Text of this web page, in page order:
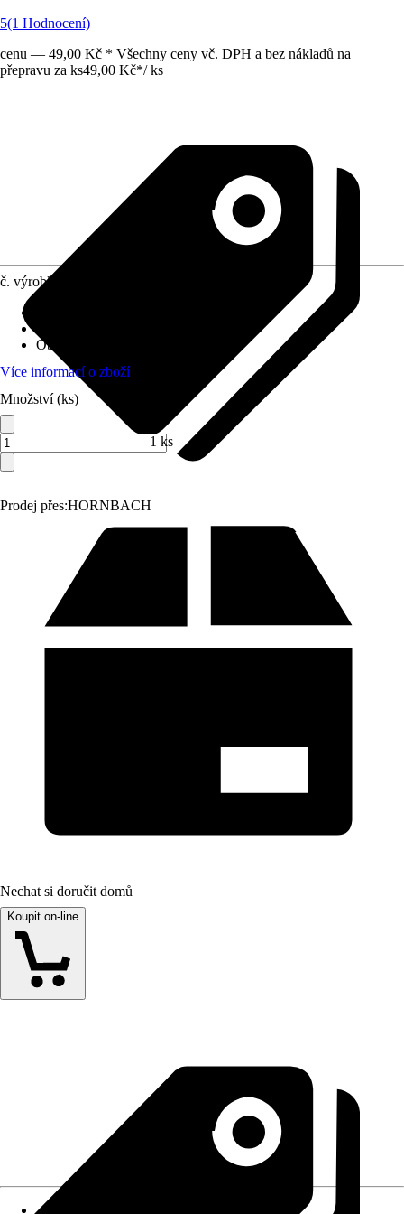
5(1 Hodnocení)
cenu — 49,00 Kč * Všechny ceny vč. DPH a bez nákladů na
přepravu za ks49,00 Kč*/ ks
Prodej přes:HORNBACH
č. výrobku
Obsah
Více informací o zboží
Množství (ks)
1 ks
Nechat si doručit domů
Koupit on-line